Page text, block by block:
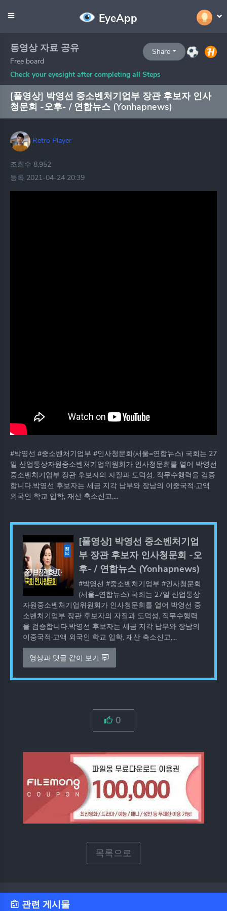
EyeApp
Share
동영상 자료 공유
Free board
Check your eyesight after completing all Steps
[풀영상] 박영선 중소벤처기업부 장관 후보자 인사
청문회 -오후- / 연합뉴스 (Yonhapnews)
Retro Player
조회수 8,952
등록 2021-04-24 20:39
#박영선 #중소벤처기업부 #인사청문회(서울=연합뉴스) 국회는 27
일 산업통상자원중소벤처기업위원회가 인사청문회를 열어 박영선
중소벤처기업부 장관 후보자의 자질과 도덕성, 직무수행력을 검증
합니다.박영선 후보자는 세금 지각 납부와 장남의 이중국적·고액
외국인 학교 입학, 재산 축소신고,...
[풀영상] 박영선 중소벤처기업
부 장관 후보자 인사청문회 -오
후- / 연합뉴스 (Yonhapnews)
#박영선 #중소벤처기업부 #인사청문회
(서울=연합뉴스) 국회는 27일 산업통상
자원중소벤처기업위원회가 인사청문회를 열어 박영선 중
소벤처기업부 장관 후보자의 자질과 도덕성, 직무수행력
을 검증합니다.박영선 후보자는 세금 지각 납부와 장남의
이중국적·고액 외국인 학교 입학, 재산 축소신고,...
영상과 댓글 같이 보기
0
목록으로
관련 게시물